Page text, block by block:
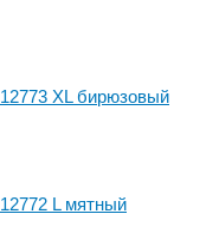
XL бирюзовый
L мятный